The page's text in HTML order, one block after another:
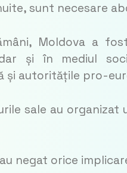
sunt necesare
Moldova a
și în mediul
și autoritățile pro-
sale au organizat
negat orice